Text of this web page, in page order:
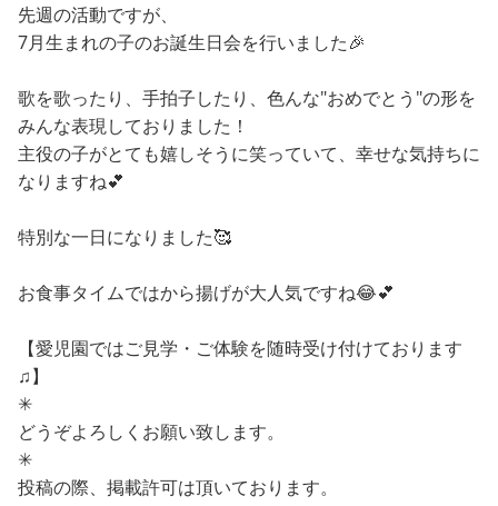
先週の活動ですが、
7月生まれの子のお誕生日会を行いました🎉
歌を歌ったり、手拍子したり、色んな"おめでとう"の形を
みんな表現しておりました！
主役の子がとても嬉しそうに笑っていて、幸せな気持ちに
なりますね💕︎
特別な一日になりました🥰
お食事タイムではから揚げが大人気ですね😂︎💕︎
【︎愛児園ではご見学・ご体験を随時受け付けております
♫】
✳︎
どうぞよろしくお願い致します。
✳︎
投稿の際、掲載許可は頂いております。